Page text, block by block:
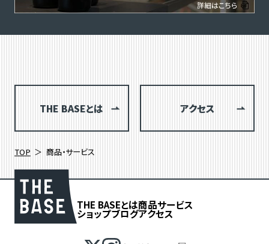
THE BASEとは アクセス
TOP 商品・サービス
THE BASEとは商品サービス
ショップブログアクセス